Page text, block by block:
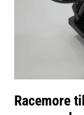
Racemore